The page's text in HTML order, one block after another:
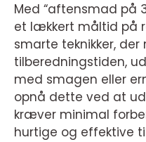
Med “aftensmad på
et lækkert måltid på
smarte teknikker, der
tilberedningstiden,
med smagen eller
opnå dette ved at
kræver minimal
hurtige og effektive